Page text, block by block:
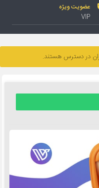
عضویت ویژه
VIP
در دسترس هستند.